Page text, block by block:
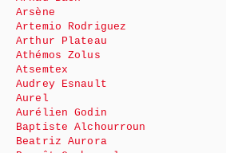
Arsène
Artemio Rodriguez
Arthur Plateau
Athémos Zolus
Atsemtex
Audrey Esnault
Aurel
Aurélien Godin
Baptiste Alchourroun
Beatriz Aurora